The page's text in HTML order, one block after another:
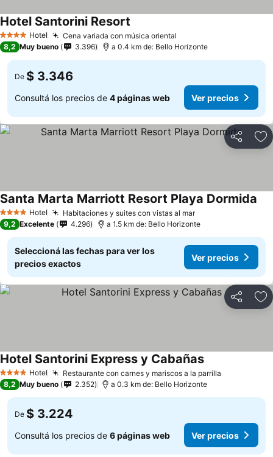
4 EstrellasHotel Cena variada con música oriental
Hotel Santorini Resort
8,2 Muy bueno 3.396 a 0.4 km de: Bello Horizonte
De $ 3.346
Consultá los precios de 4 páginas web Ver precios
Compartir
4 EstrellasHotel Habitaciones y suites con vistas al mar
Santa Marta Marriott Resort Playa Dormida
9,2 Excelente 4.296 a 1.5 km de: Bello Horizonte
Seleccioná las fechas para ver los
precios exactos
Ver precios
Compartir
4 EstrellasHotel Restaurante con carnes y mariscos a la parrilla
Hotel Santorini Express y Cabañas
8,2 Muy bueno 2.352 a 0.3 km de: Bello Horizonte
De $ 3.224
Consultá los precios de 6 páginas web Ver precios